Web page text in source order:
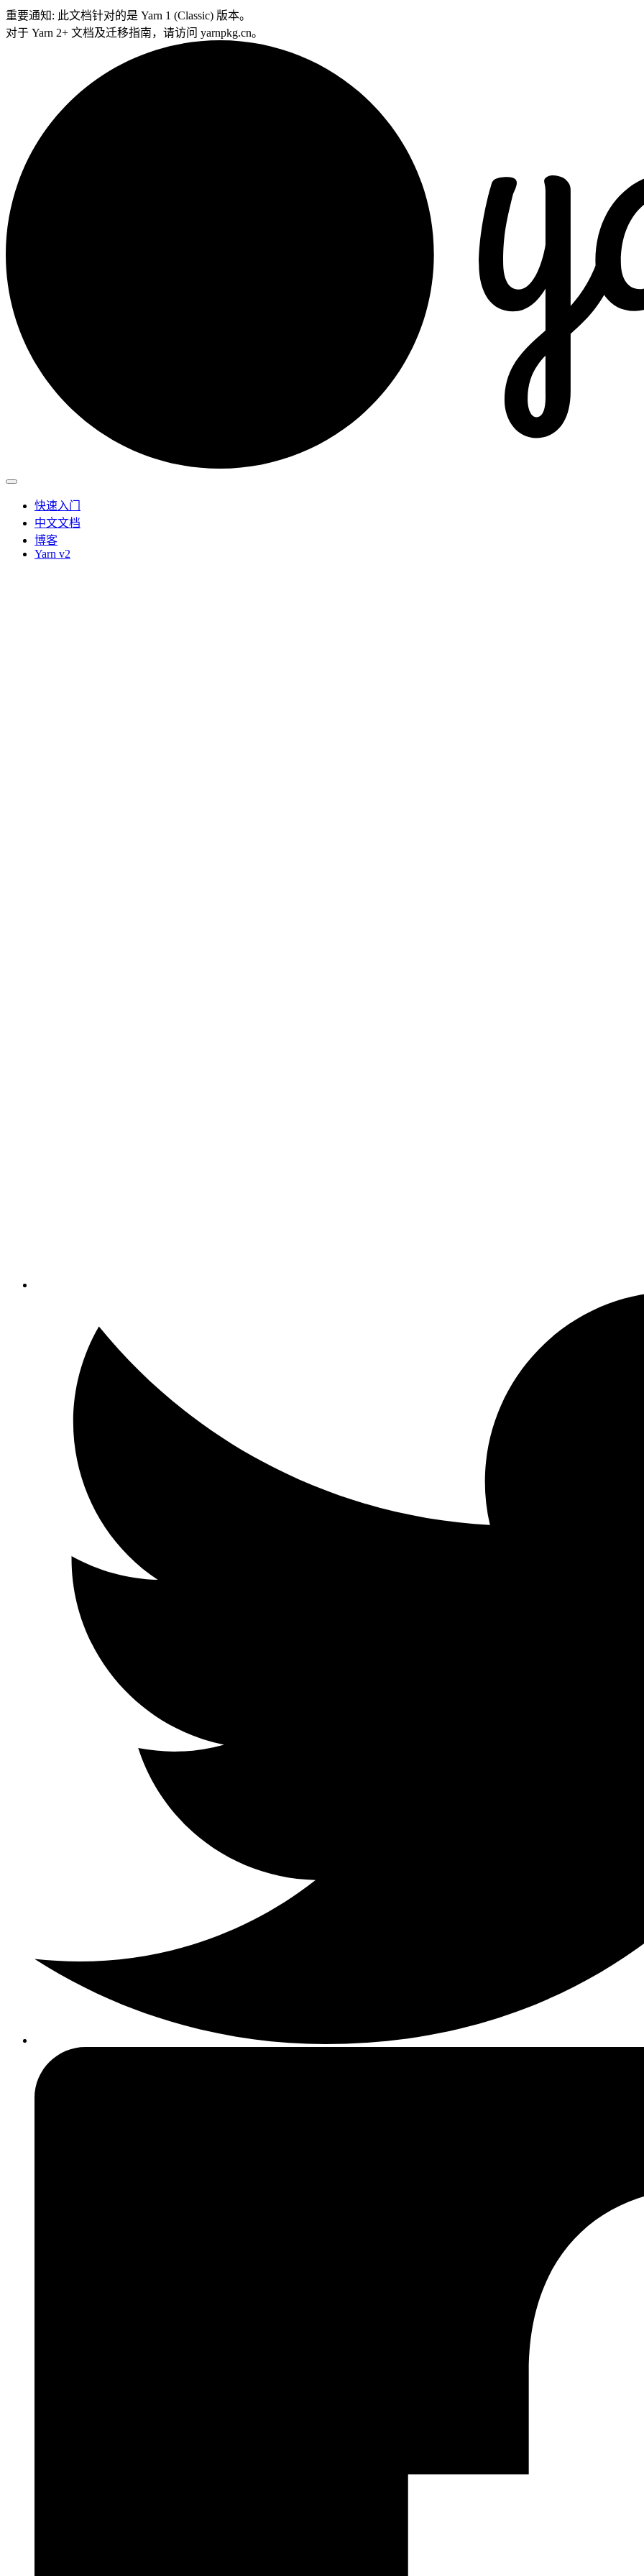
重要通知: 此文档针对的是 Yarn 1 (Classic) 版本。
对于 Yarn 2+ 文档及迁移指南，请访问 yarnpkg.cn。
快速入门
中文文档
博客
Yarn v2